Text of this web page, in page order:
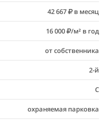
42 667 в месяц
16 000 /м² в год
от собственника
2-й
C
охраняемая парковка